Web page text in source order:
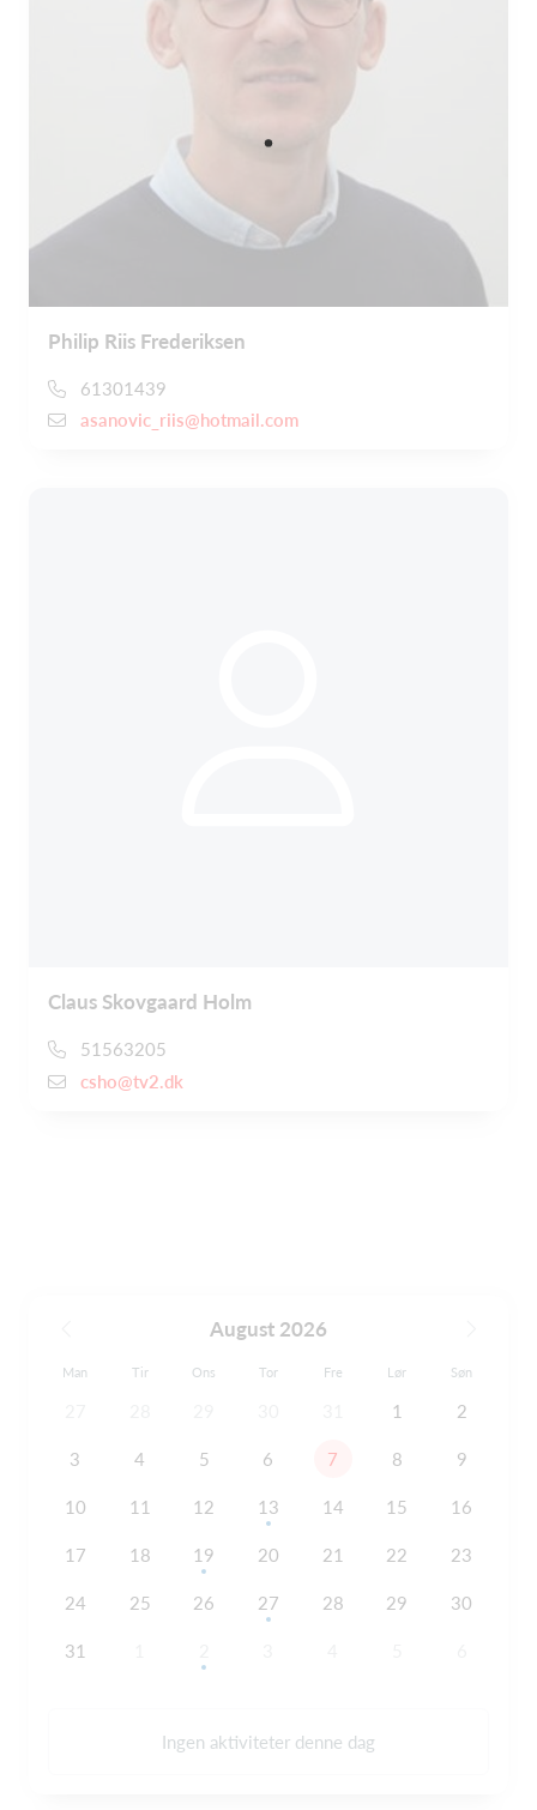
Philip Riis Frederiksen
61301439
asanovic_riis@hotmail.com
Claus Skovgaard Holm
51563205
csho@tv2.dk
August 2026
Man Tir Ons Tor Fre Lør Søn
1 2
3 4 5 6 7 8 9
10 11 12 13 14 15 16
17 18 19 20 21 22 23
24 25 26 27 28 29 30
31
Ingen aktiviteter denne dag